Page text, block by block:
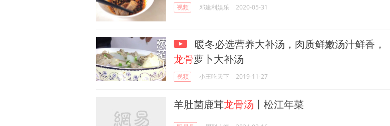
视频 邓建利娱乐 2020-05-31
暖冬必选营养大补汤，肉质鲜嫩汤汁鲜香，
龙骨萝卜大补汤
视频 小王吃天下 2019-11-27
羊肚菌鹿茸龙骨汤 丨松江年菜